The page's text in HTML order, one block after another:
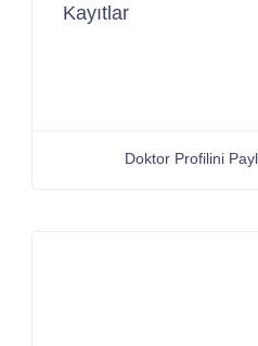
Kayıtlar
Doktor Profilini